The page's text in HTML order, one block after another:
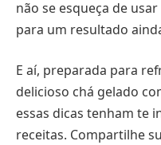
não se esqueça de
para um resultado
E aí, preparada para
delicioso chá gelado
essas dicas tenham te
receitas. Compartilhe